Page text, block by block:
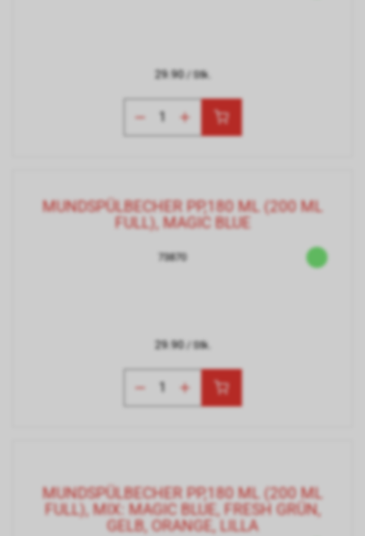
29.90/ Stk.
MUNDSPÜLBECHER PP,180 ML (200 ML
FULL), MAGIC BLUE
73870
29.90/ Stk.
MUNDSPÜLBECHER PP,180 ML (200 ML
FULL), MIX: MAGIC BLUE, FRESH GRÜN,
GELB, ORANGE, LILLA